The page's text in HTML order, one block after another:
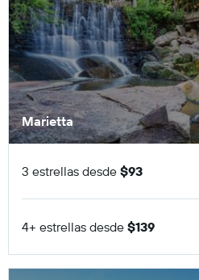
Marietta
3 estrellas desde $93
4+ estrellas desde $139